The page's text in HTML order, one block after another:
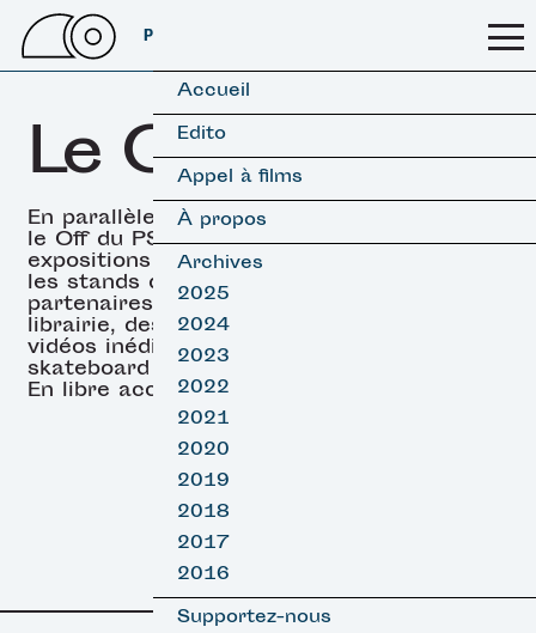
PSSFF 2026
Accueil
Edito
Appel à films
À propos
Archives
2025
2024
2023
2022
2021
2020
2019
2018
2017
2016
Supportez-nous
Le OFF
En parallèle des projections,
le Off du PSSFF propose des
expositions (surf & skate),
les stands de nos
partenaires, un espace
librairie, des projections de
vidéos inédites de surf et
skateboard et des DJ sets.
En libre accès.